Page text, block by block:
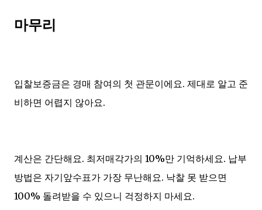
마무리
입찰보증금은 경매 참여의 첫 관문이에요. 제대로 알고 준
비하면 어렵지 않아요.
계산은 간단해요. 최저매각가의 10%만 기억하세요. 납부
방법은 자기앞수표가 가장 무난해요. 낙찰 못 받으면
100% 돌려받을 수 있으니 걱정하지 마세요.